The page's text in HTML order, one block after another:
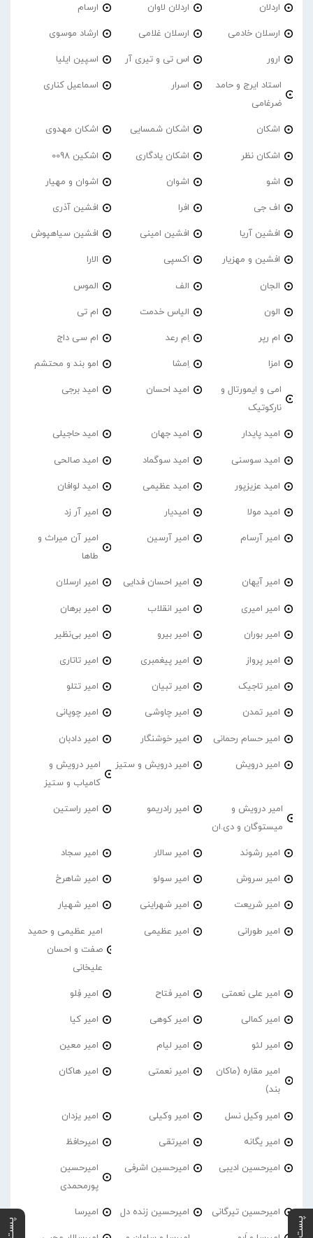
اردلان اردلان لاوان ارسام
ارسلان خادمی ارسلان غلامی ارشاد موسوی
ارور اس تی و تیری آر اسپین ایلیا
استاد ایرج و حامد
ضرغامی
اسرار اسماعیل کناری
اشکان اشکان شمسایی اشکان مهدوی
اشکان نظر اشکان یادگاری اشکین 0098
اشو اشوان اشوان و مهیار
اف جی افرا افشین آذری
افشین آریا افشین امینی افشین سیاهپوش
افشین و مهزیار اکسپی الارا
الجان الف الموس
الون الیاس خدمت ام تی
ام رپر اِم رعد ام سی داج
امزا اِمشا امو بند و محتشم
امی و ایمورتال و
نارکوتیک
امید احسان امید برجی
امید پایدار امید جهان امید حاجیلی
امید سوسنی امید سوگماد امید صالحی
امید عزیزپور امید عظیمی امید لوافان
امید مولا امیدیار امیر آر زد
امیر آرسام امیر آرسین
امیر آن میراث و
طاها
امیر آیهان امیر احسان فدایی امیر ارسلان
امیر امیری امیر انقلاب امیر برهان
امیر‌ بوران امیر بیرو امیر بی‌نظیر
امیر پرواز امیر پیغمبری امیر تاتاری
امیر تاجیک امیر تبیان امیر تتلو
امیر تمدن امیر چاوشی امیر چوپانی
امیر حسام رحمانی امیر خوشنگار امیر دادبان
امیر درویش امیر درویش و ستیز
امیر درویش و
کامیاب و ستیز
امیر درویش و
میستوگان و دی.ان
امیر رادریمو امیر راستین
امیر رشوند امیر سالار امیر سجاد
امیر سروش امیر سولو امیر شاهرخ
امیر شریعت امیر شهراینی امیر شهیار
امیر طورانی امیر عظیمی
امیر عظیمی و حمید
صفت و احسان
علیخانی
امیر علی نعمتی امیر فتاح امیر فِلو
امیر کمالی امیر کوهی امیر کیا
امیر لئو امیر لیام امیر معین
امیر مقاره (ماکان
بند)
امیر نعمتی امیر هاکان
امیر وکیل نسل امیر وکیلی امیر یزدان
امیر یگانه امیرتقی امیرحافظ
امیرحسین ادیبی امیرحسین اشرفی
امیرحسین
پورمحمدی
امیرحسین تیرگانی امیرحسین زنده دل امیرسا